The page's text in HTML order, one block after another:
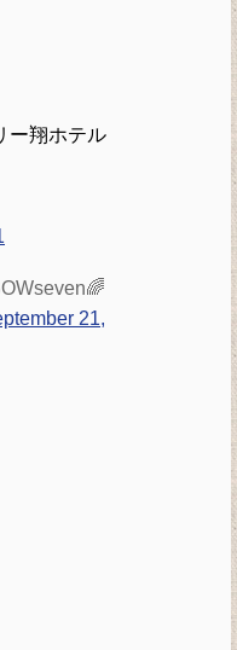
ー翔ホテル
21,